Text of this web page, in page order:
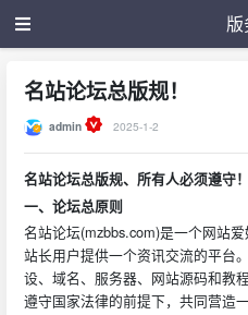
版
名站论坛总版规！
admin
2025-1-2
名站论坛总版规、所有人必须遵守！
一、论坛总原则
名站论坛(mzbbs.com)是一个网站
站长用户提供一个资讯交流的平台
设、域名、服务器、网站源码和教
遵守国家法律的前提下，共同营造